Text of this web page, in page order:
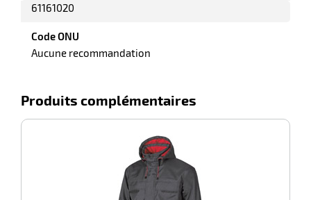
61161020
Code ONU
Aucune recommandation
Produits complémentaires